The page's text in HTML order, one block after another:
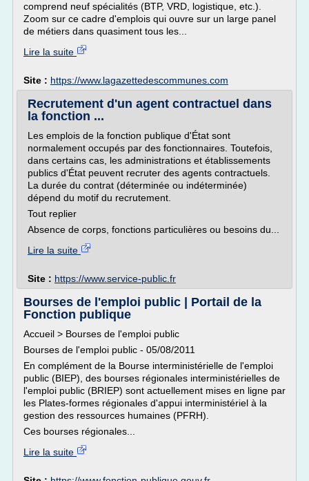
comprend neuf spécialités (BTP, VRD, logistique, etc.).
Zoom sur ce cadre d'emplois qui ouvre sur un large panel
de métiers dans quasiment tous les...
Lire la suite
Site : https://www.lagazettedescommunes.com
Recrutement d'un agent contractuel dans
la fonction ...
Les emplois de la fonction publique d'État sont
normalement occupés par des fonctionnaires. Toutefois,
dans certains cas, les administrations et établissements
publics d'État peuvent recruter des agents contractuels.
La durée du contrat (déterminée ou indéterminée)
dépend du motif du recrutement.
Tout replier
Absence de corps, fonctions particulières ou besoins du...
Lire la suite
Site : https://www.service-public.fr
Bourses de l'emploi public | Portail de la
Fonction publique
Accueil > Bourses de l'emploi public
Bourses de l'emploi public - 05/08/2011
En complément de la Bourse interministérielle de l'emploi
public (BIEP), des bourses régionales interministérielles de
l'emploi public (BRIEP) sont actuellement mises en ligne par
les Plates-formes régionales d'appui interministériel à la
gestion des ressources humaines (PFRH).
Ces bourses régionales...
Lire la suite